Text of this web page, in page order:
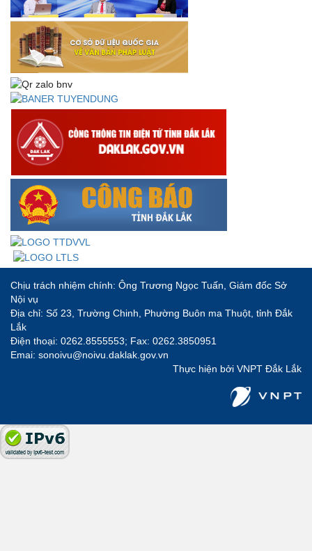
niệm 78 năm Ngày thành lập Bộ Nội vụ, Ngày truyền
thống ngành Tổ chức nhà nước (28/8/1945-28/8/2023)
Thông báo về việc đăng tải Bộ câu hỏi và gợi ý trả lời Hội
thi dân vận khéo năm 2023
Chịu trách nhiệm chính: Ông Trương Ngọc Tuấn, Giám đốc Sở
Nội vụ
Địa chỉ: Số 23, Trường Chinh, Phường Buôn ma Thuột, tỉnh Đắk
Lắk
Điện thoại: 0262.8555553; Fax: 0262.3850951
Emai: sonoivu@noivu.daklak.gov.vn
Thực hiện bởi VNPT Đắk Lắk